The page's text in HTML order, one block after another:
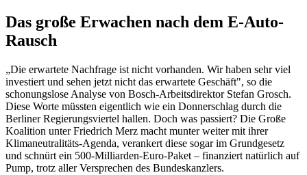
Das große Erwachen nach dem E-Auto-
Rausch
„Die erwartete Nachfrage ist nicht vorhanden. Wir haben sehr viel
investiert und sehen jetzt nicht das erwartete Geschäft", so die
schonungslose Analyse von Bosch-Arbeitsdirektor Stefan Grosch.
Diese Worte müssten eigentlich wie ein Donnerschlag durch die
Berliner Regierungsviertel hallen. Doch was passiert? Die Große
Koalition unter Friedrich Merz macht munter weiter mit ihrer
Klimaneutralitäts-Agenda, verankert diese sogar im Grundgesetz
und schnürt ein 500-Milliarden-Euro-Paket – finanziert natürlich auf
Pump, trotz aller Versprechen des Bundeskanzlers.